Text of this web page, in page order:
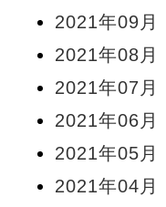
2021年09月
2021年08月
2021年07月
2021年06月
2021年05月
2021年04月